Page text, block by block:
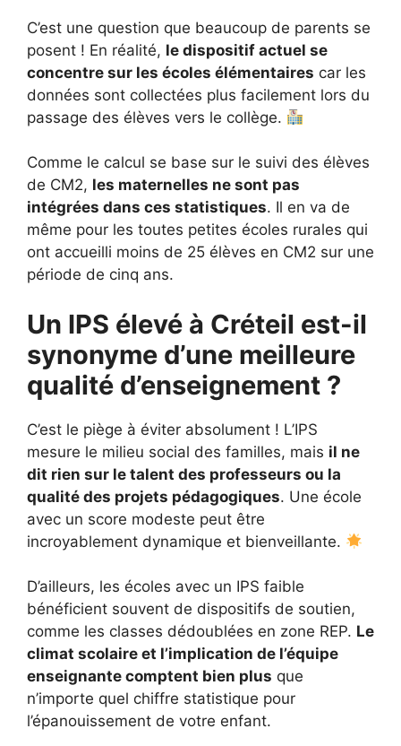
C’est une question que beaucoup de parents se
posent ! En réalité, le dispositif actuel se
concentre sur les écoles élémentaires car les
données sont collectées plus facilement lors du
passage des élèves vers le collège.
Comme le calcul se base sur le suivi des élèves
de CM2, les maternelles ne sont pas
intégrées dans ces statistiques. Il en va de
même pour les toutes petites écoles rurales qui
ont accueilli moins de 25 élèves en CM2 sur une
période de cinq ans.
Un IPS élevé à Créteil est-il
synonyme d’une meilleure
qualité d’enseignement ?
C’est le piège à éviter absolument ! L’IPS
mesure le milieu social des familles, mais il ne
dit rien sur le talent des professeurs ou la
qualité des projets pédagogiques. Une école
avec un score modeste peut être
incroyablement dynamique et bienveillante.
D’ailleurs, les écoles avec un IPS faible
bénéficient souvent de dispositifs de soutien,
comme les classes dédoublées en zone REP. Le
climat scolaire et l’implication de l’équipe
enseignante comptent bien plus que
n’importe quel chiffre statistique pour
l’épanouissement de votre enfant.